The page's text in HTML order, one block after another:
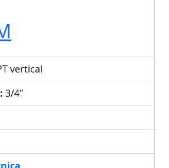
vertical
3/4"